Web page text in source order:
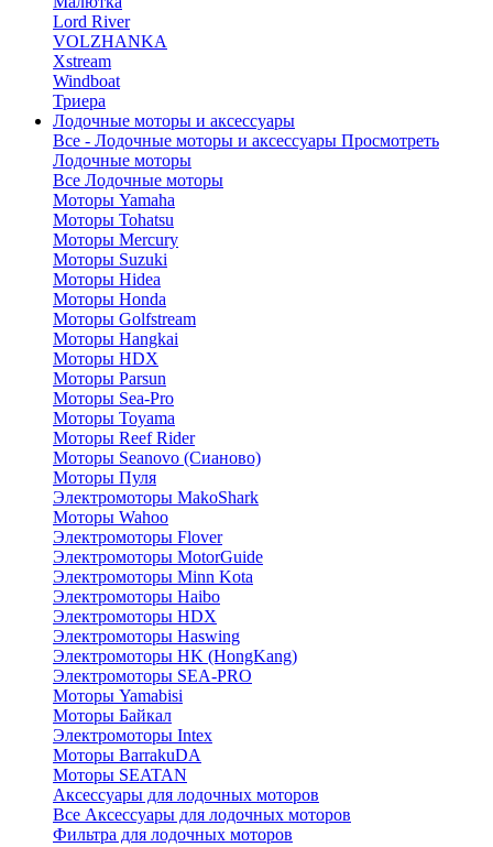
Lord River
VOLZHANKA
Xstream
Windboat
Триера
Лодочные моторы и аксессуары
Все - Лодочные моторы и аксессуары Просмотреть
Лодочные моторы
Все Лодочные моторы
Моторы Yamaha
Моторы Tohatsu
Моторы Mercury
Моторы Suzuki
Моторы Hidea
Моторы Honda
Моторы Golfstream
Моторы Hangkai
Моторы HDX
Моторы Parsun
Моторы Sea-Pro
Моторы Toyama
Моторы Reef Rider
Моторы Seanovo (Сианово)
Моторы Пуля
Электромоторы MakoShark
Моторы Wahoo
Электромоторы Flover
Электромоторы MotorGuide
Электромоторы Minn Kota
Электромоторы Haibo
Электромоторы HDX
Электромоторы Haswing
Электромоторы HK (HongKang)
Электромоторы SEA-PRO
Моторы Yamabisi
Моторы Байкал
Электромоторы Intex
Моторы BarrakuDA
Моторы SEATAN
Аксессуары для лодочных моторов
Все Аксессуары для лодочных моторов
Фильтра для лодочных моторов